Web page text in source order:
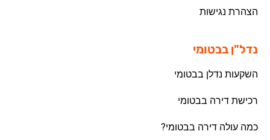
הצהרת נגישות
נדל"ן בבטומי
השקעות נדלן בבטומי
רכישת דירה בבטומי
כמה עולה דירה בבטומי?